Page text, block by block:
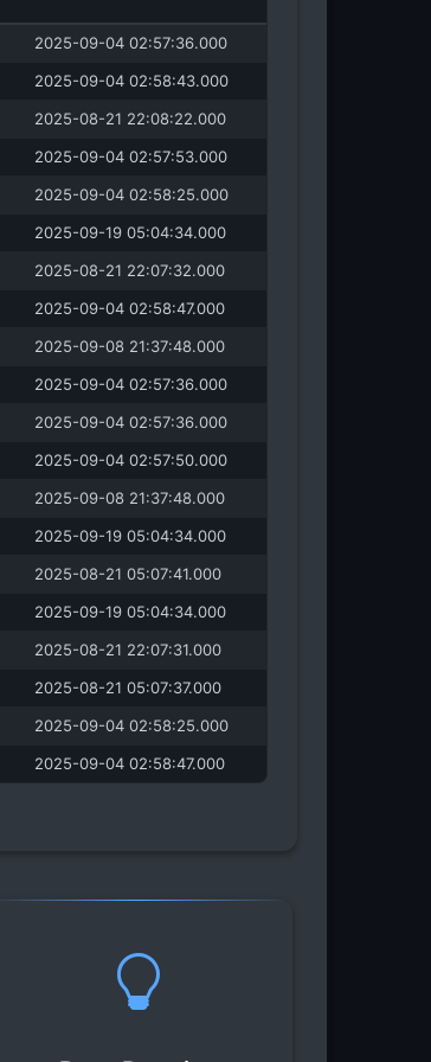
2025-09-04 02:57:36.000
2025-09-04 02:58:43.000
2025-08-21 22:08:22.000
2025-09-04 02:57:53.000
2025-09-04 02:58:25.000
2025-09-19 05:04:34.000
2025-08-21 22:07:32.000
2025-09-04 02:58:47.000
2025-09-08 21:37:48.000
2025-09-04 02:57:36.000
2025-09-04 02:57:36.000
2025-09-04 02:57:50.000
2025-09-08 21:37:48.000
2025-09-19 05:04:34.000
2025-08-21 05:07:41.000
2025-09-19 05:04:34.000
2025-08-21 22:07:31.000
2025-08-21 05:07:37.000
2025-09-04 02:58:25.000
2025-09-04 02:58:47.000